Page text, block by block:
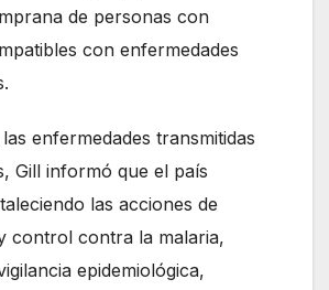
de personas con
con enfermedades
enfermedades transmitidas
Gill informó que el país
las acciones de
control contra la malaria,
epidemiológica,